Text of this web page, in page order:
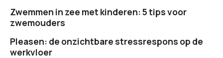
Zwemmen in zee met kinderen: 5 tips voor
zwemouders
Pleasen: de onzichtbare stressrespons op de
werkvloer